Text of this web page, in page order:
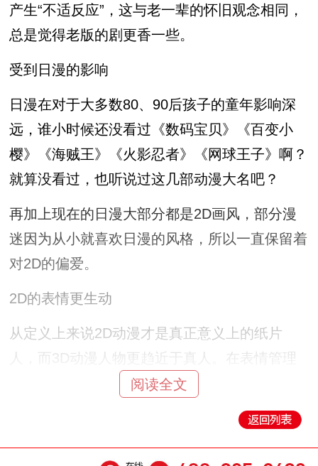
产生“不适反应”，这与老一辈的怀旧观念相同，
总是觉得老版的剧更香一些。
受到日漫的影响
日漫在对于大多数80、90后孩子的童年影响深
远，谁小时候还没看过《数码宝贝》《百变小
樱》《海贼王》《火影忍者》《网球王子》啊？
就算没看过，也听说过这几部动漫大名吧？
再加上现在的日漫大部分都是2D画风，部分漫
迷因为从小就喜欢日漫的风格，所以一直保留着
对2D的偏爱。
2D的表情更生动
从定义上来说2D动漫才是真正意义上的纸片
人，而3D动漫人物更趋近于真人。在表情管理
上，2D动漫比3D具有天然的优势，因为2D动漫
可以采用Q版的方式，将人物的情绪生动地表达
出来。而使用3D的话，明显做不到这样生动有
趣的效果。Q版所能打造出来的萌点，是3D无法
阅读全文